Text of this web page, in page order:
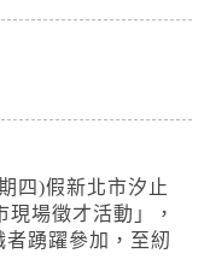
四)假新北市汐止
現場徵才活動」，
踴躍參加，至紉